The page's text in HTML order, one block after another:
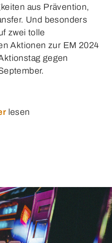
aus Prävention,
Und besonders
zwei tolle
Aktionen zur EM 2024
gegen
lesen